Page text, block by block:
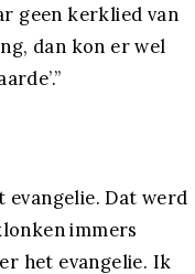
geen kerklied van
dan kon er wel
evangelie. Dat werd
immers
het evangelie. Ik